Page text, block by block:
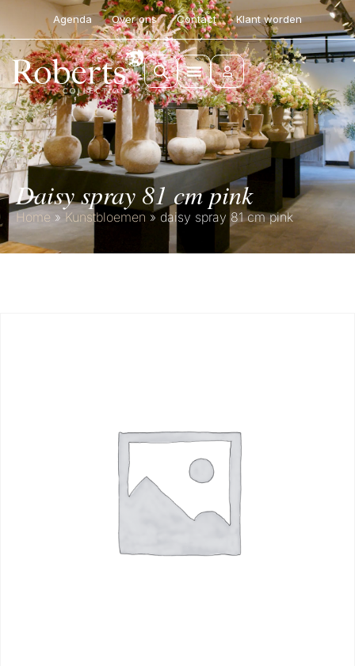
Agenda Over ons Contact Klant worden
daisy spray 81 cm pink
Home » Kunstbloemen » daisy spray 81 cm pink